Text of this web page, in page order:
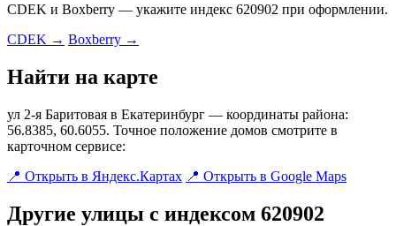
CDEK и Boxberry — укажите индекс 620902 при оформлении.
CDEK → Boxberry →
Найти на карте
ул 2-я Баритовая в Екатеринбург — координаты района:
56.8385, 60.6055. Точное положение домов смотрите в
карточном сервисе:
📍 Открыть в Яндекс.Картах 📍 Открыть в Google Maps
Другие улицы с индексом 620902